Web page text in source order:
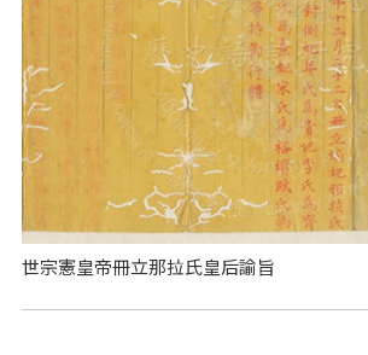
世宗憲皇帝冊立那拉氏皇后諭旨